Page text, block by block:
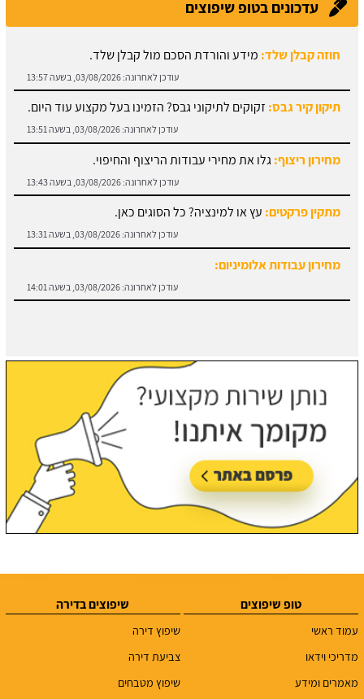
עדכונים בטופ שיפוצים
חוזה קבלן שלד: מידע והורדת הסכם מול קבלן שלד.
עודכן לאחרונה: 03/08/2026, בשעה 13:57
תיקון קיר גבס: זקוקים לתיקוני גבס? הזמינו בעל מקצוע עוד היום.
עודכן לאחרונה: 03/08/2026, בשעה 13:51
מחירון ריצוף:גלו את מחירי עבודות הריצוף והחיפוי.
עודכן לאחרונה: 03/08/2026, בשעה 13:43
מתקין פרקטים: עץ או למינציה? כל הסוגים כאן.
עודכן לאחרונה: 03/08/2026, בשעה 13:31
מחירון עבודות אלומיניום:
עודכן לאחרונה: 03/08/2026, בשעה 14:01
טופ שיפוצים
עמוד ראשי
מדריכי וידאו
מאמרים ומידע
שיפוצים בדירה
שיפוץ דירה
צביעת דירה
שיפוץ מטבחים